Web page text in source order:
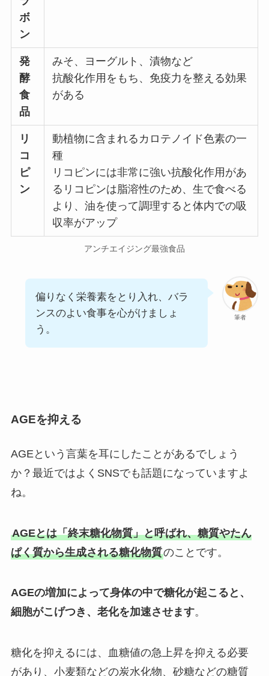
ボ
ン
発
酵
食
品
みそ、ヨーグルト、漬物など
抗酸化作用をもち、免疫力を整える効果
がある
リ
コ
ピ
ン
動植物に含まれるカロテノイド色素の一
種
リコピンには非常に強い抗酸化作用があ
るリコピンは脂溶性のため、生で食べる
より、油を使って調理すると体内での吸
収率がアップ
アンチエイジング最強食品
筆者
偏りなく栄養素をとり入れ、バラ
ンスのよい食事を心がけましょ
う。
AGEを抑える
AGEという言葉を耳にしたことがあるでしょう
か？最近ではよくSNSでも話題になっていますよ
ね。
AGEとは「終末糖化物質」と呼ばれ、糖質やたん
ぱく質から生成される糖化物質のことです。
AGEの増加によって身体の中で糖化が起こると、
細胞がこげつき、老化を加速させます。
糖化を抑えるには、血糖値の急上昇を抑える必要
があり、小麦類などの炭水化物、砂糖などの糖質